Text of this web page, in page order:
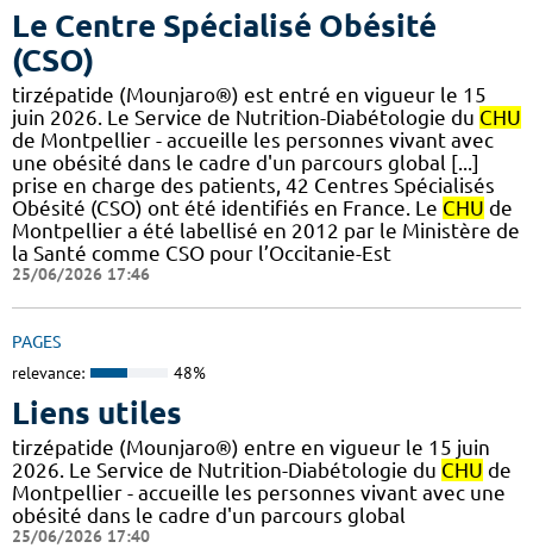
Le Centre Spécialisé Obésité
(CSO)
tirzépatide (Mounjaro®) est entré en vigueur le 15
juin 2026. Le Service de Nutrition-Diabétologie du CHU
de Montpellier - accueille les personnes vivant avec
une obésité dans le cadre d'un parcours global [...]
prise en charge des patients, 42 Centres Spécialisés
Obésité (CSO) ont été identifiés en France. Le CHU de
Montpellier a été labellisé en 2012 par le Ministère de
la Santé comme CSO pour l’Occitanie-Est
25/06/2026 17:46
PAGES
relevance: 48%
Liens utiles
tirzépatide (Mounjaro®) entre en vigueur le 15 juin
2026. Le Service de Nutrition-Diabétologie du CHU de
Montpellier - accueille les personnes vivant avec une
obésité dans le cadre d'un parcours global
25/06/2026 17:40